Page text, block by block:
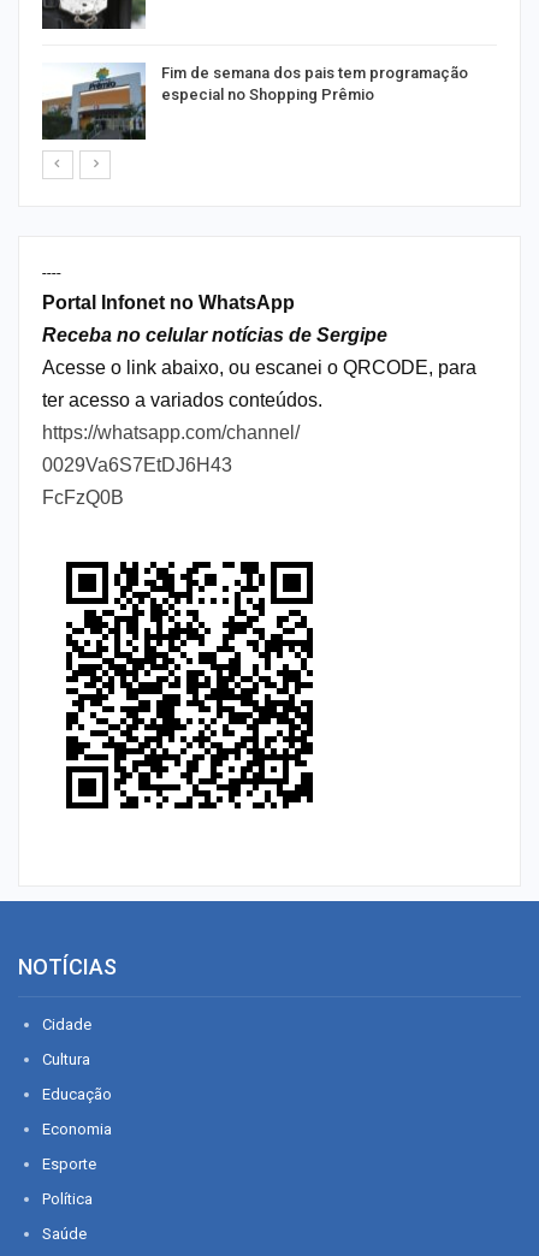
Fim de semana dos pais tem programação
especial no Shopping Prêmio
----
Portal Infonet no WhatsApp
Receba no celular notícias de Sergipe
Acesse o link abaixo, ou escanei o QRCODE, para
ter acesso a variados conteúdos.
https://whatsapp.com/channel/
0029Va6S7EtDJ6H43
FcFzQ0B
NOTÍCIAS
Cidade
Cultura
Educação
Economia
Esporte
Política
Saúde